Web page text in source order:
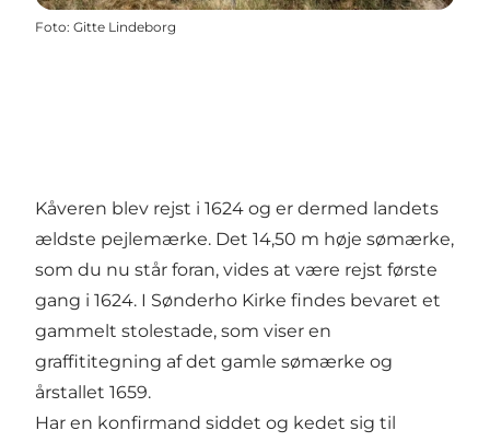
Foto: Gitte Lindeborg
Kåveren blev rejst i 1624 og er dermed landets
ældste pejlemærke. Det 14,50 m høje sømærke,
som du nu står foran, vides at være rejst første
gang i 1624. I Sønderho Kirke findes bevaret et
gammelt stolestade, som viser en
graffititegning af det gamle sømærke og
årstallet 1659.
Har en konfirmand siddet og kedet sig til